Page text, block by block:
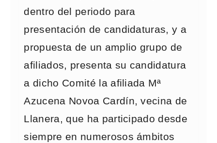
dentro del periodo para
presentación de candidaturas, y a
propuesta de un amplio grupo de
afiliados, presenta su candidatura
a dicho Comité la afiliada Mª
Azucena Novoa Cardín, vecina de
Llanera, que ha participado desde
siempre en numerosos ámbitos